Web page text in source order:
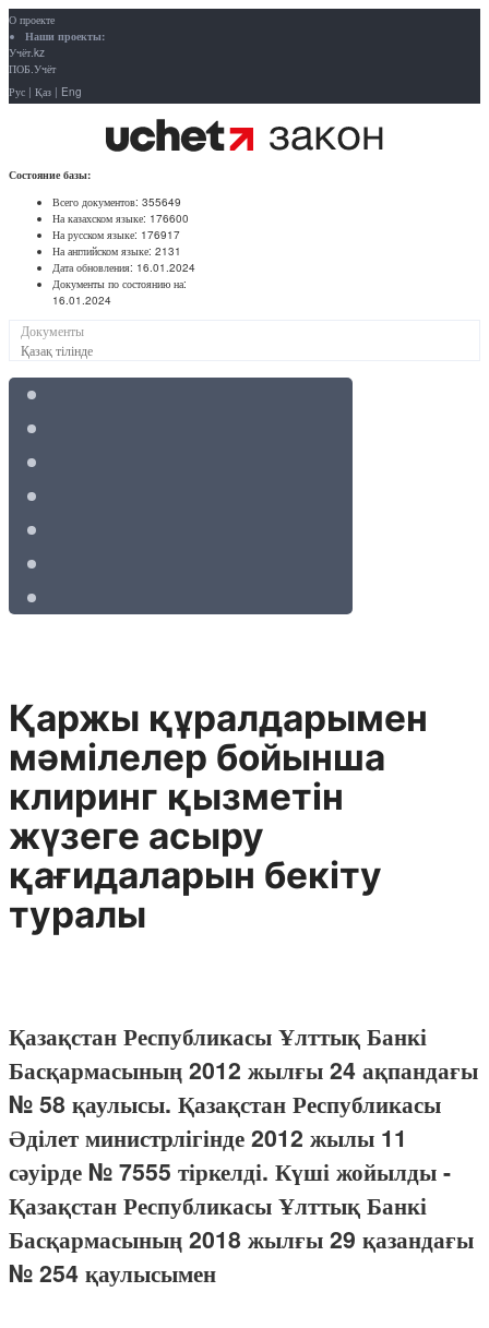
О проекте
Наши проекты:
Учёт.kz
ПОБ.Учёт
Рус | Қаз | Eng
Состояние базы:
Всего документов: 355649
На казахском языке: 176600
На русском языке: 176917
На английском языке: 2131
Дата обновления: 16.01.2024
Документы по состоянию на:
16.01.2024
Документы
Қазақ тілінде
Қаржы құралдарымен
мәмілелер бойынша
клиринг қызметін
жүзеге асыру
қағидаларын бекіту
туралы
Қазақстан Республикасы Ұлттық Банкі
Басқармасының 2012 жылғы 24 ақпандағы
№ 58 қаулысы. Қазақстан Республикасы
Әділет министрлігінде 2012 жылы 11
сәуірде № 7555 тіркелді. Күші жойылды -
Қазақстан Республикасы Ұлттық Банкі
Басқармасының 2018 жылғы 29 қазандағы
№ 254 қаулысымен